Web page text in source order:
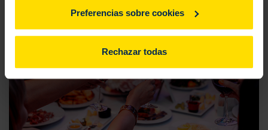
Preferencias sobre cookies
Rechazar todas